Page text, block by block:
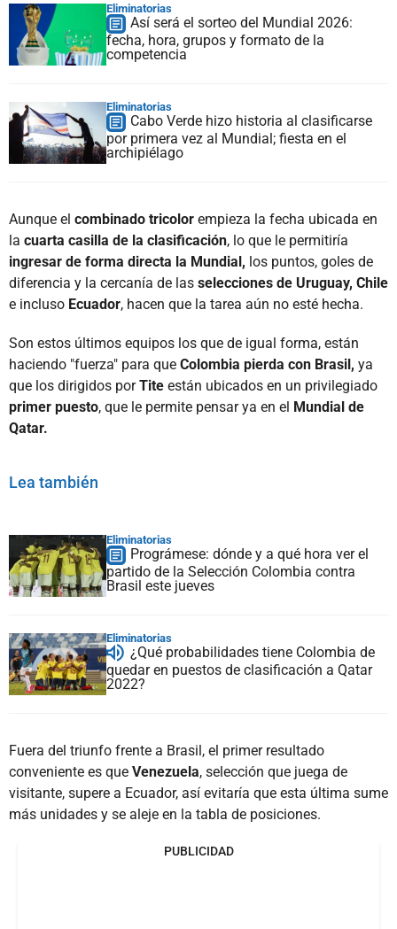
Eliminatorias
Así será el sorteo del Mundial 2026:
fecha, hora, grupos y formato de la
competencia
Eliminatorias
Cabo Verde hizo historia al clasificarse
por primera vez al Mundial; fiesta en el
archipiélago
Aunque el combinado tricolor empieza la fecha ubicada en
la cuarta casilla de la clasificación, lo que le permitiría
ingresar de forma directa la Mundial, los puntos, goles de
diferencia y la cercanía de las selecciones de Uruguay, Chile
e incluso Ecuador, hacen que la tarea aún no esté hecha.
Son estos últimos equipos los que de igual forma, están
haciendo "fuerza" para que Colombia pierda con Brasil, ya
que los dirigidos porTite están ubicados en un privilegiado
primer puesto, que le permite pensar ya en el Mundial de
Qatar.
Lea también
Eliminatorias
Prográmese: dónde y a qué hora ver el
partido de la Selección Colombia contra
Brasil este jueves
Eliminatorias
¿Qué probabilidades tiene Colombia de
quedar en puestos de clasificación a Qatar
2022?
Fuera del triunfo frente a Brasil, el primer resultado
conveniente es que Venezuela, selección que juega de
visitante, supere a Ecuador, así evitaría que esta última sume
más unidades y se aleje en la tabla de posiciones.
PUBLICIDAD